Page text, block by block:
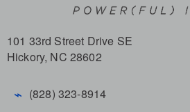
101 33rd Street Drive SE
Hickory, NC 28602
⌁ (828) 323-8914